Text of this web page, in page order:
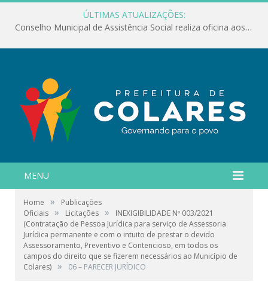
ÚLTIMAS ATUALIZAÇÕES:
Conselho Municipal de Assistência Social realiza oficina aos servidores
MENU
Home »
Publicações
Oficiais » Licitações »
INEXIGIBILIDADE Nº 003/2021
(Contratação de Pessoa Jurídica para serviço de Assessoria
Jurídica permanente e com o intuito de prestar o devido
Assessoramento, Preventivo e Contencioso, em todos os
campos do direito que se fizerem necessários ao Município de
Colares) » 06 – PARECER JURÍDICO